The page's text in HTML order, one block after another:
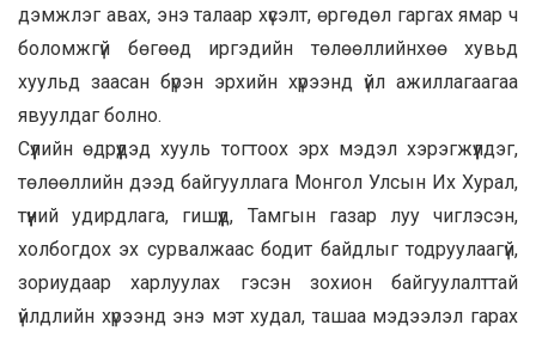
дэмжлэг авах, энэ талаар хүсэлт, өргөдөл гаргах ямар ч
боломжгүй бөгөөд иргэдийн төлөөллийнхөө хувьд
хуульд заасан бүрэн эрхийн хүрээнд үйл ажиллагаагаа
явуулдаг болно.
Сүүлийн өдрүүдэд хууль тогтоох эрх мэдэл хэрэгжүүлдэг,
төлөөллийн дээд байгууллага Монгол Улсын Их Хурал,
түүний удирдлага, гишүүд, Тамгын газар луу чиглэсэн,
холбогдох эх сурвалжаас бодит байдлыг тодруулаагүй,
зориудаар харлуулах гэсэн зохион байгуулалттай
үйлдлийн хүрээнд энэ мэт худал, ташаа мэдээлэл гарах